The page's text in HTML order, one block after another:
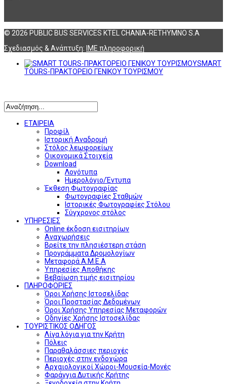
© 2026 PUBLIC BUS SERVICES KTEL CHANIA-RETHYMNO S.A
Σχεδιασμός & Ανάπτυξη: ΙΜΕ πληροφορική
SMART
TOURS-ΠΡΑΚΤΟΡΕΙΟ ΓΕΝΙΚΟΥ ΤΟΥΡΙΣΜΟΥ
ΕΤΑΙΡΕΙΑ
Προφίλ
Ιστορική Αναδρομή
Στόλος λεωφορείων
Οικονομικά Στοιχεία
Download
Λογότυπα
Ημερολόγιο/Έντυπα
Έκθεση Φωτογραφίας
Φωτογραφίες Σταθμών
Ιστορικές Φωτογραφίες Στόλου
Σύγχρονος στόλος
ΥΠΗΡΕΣΙΕΣ
Online έκδοση εισιτηρίων
Αναχωρήσεις
Βρείτε την πλησιέστερη στάση
Προγράμματα Δρομολογίων
Μεταφορά Α.Μ.Ε.Α
Υπηρεσίες Αποθήκης
Βεβαίωση τιμής εισιτηρίου
ΠΛΗΡΟΦΟΡΙΕΣ
Όροι Χρήσης Ιστοσελίδας
Όροι Προστασίας Δεδομένων
Όροι Χρήσης Υπηρεσίας Μεταφορών
Οδηγίες Χρήσης Ιστοσελίδας
ΤΟΥΡΙΣΤΙΚΟΣ ΟΔΗΓΟΣ
Λίγα λόγια για την Κρήτη
Πόλεις
Παραθαλάσσιες περιοχές
Περιοχές στην ενδοχώρα
Αρχαιολογικοί Χώροι-Μουσεία-Μονές
Φαράγγια Δυτικής Κρήτης